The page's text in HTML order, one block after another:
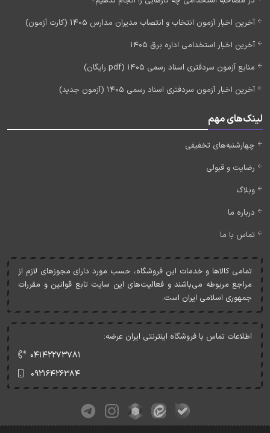
آخرین اخبار آزمون انتخاب و انتصاب مدیران مدارس 1405 (کارت آزمون)
آخرین اخبار استخدامی اداره برق 1405
منابع آزمون سردفتری اسناد رسمی 1405 (pdf رایگان)
آخرین اخبار آزمون سردفتری اسناد رسمی 1405 (آزمون جدید)
لینک‌های مهم
چهارشنبه‌های تخفیفی
رضایت و قبولی
وبلاگ
درباره ما
تماس با ما
تمامی کالاها و خدمات اين فروشگاه، حسب مورد دارای مجوزهای لازم از
مراجع مربوطه می‌باشند و فعاليت‌های اين سايت تابع قوانين و مقررات
جمهوری اسلامی ايران است.
اطلاعات تماس با فروشگاه اینترنتی ایران عرضه:
۰۴۱۴۲۲۷۳۷۸۱
۰۹۲۱۶۴۲۶۳۸۴